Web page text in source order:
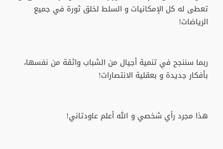
تعطى له كل الإمكانيات و السلط لخلق ثورة في جميع
الرياضات!
ربما سننجح في تنمية أجيال من الشباب واثقة من نفسها،
بأفكار جديدة و بعقلية الانتصارات!
هذا مجرد رأي شخصي و الله أعلم عاودتاني!